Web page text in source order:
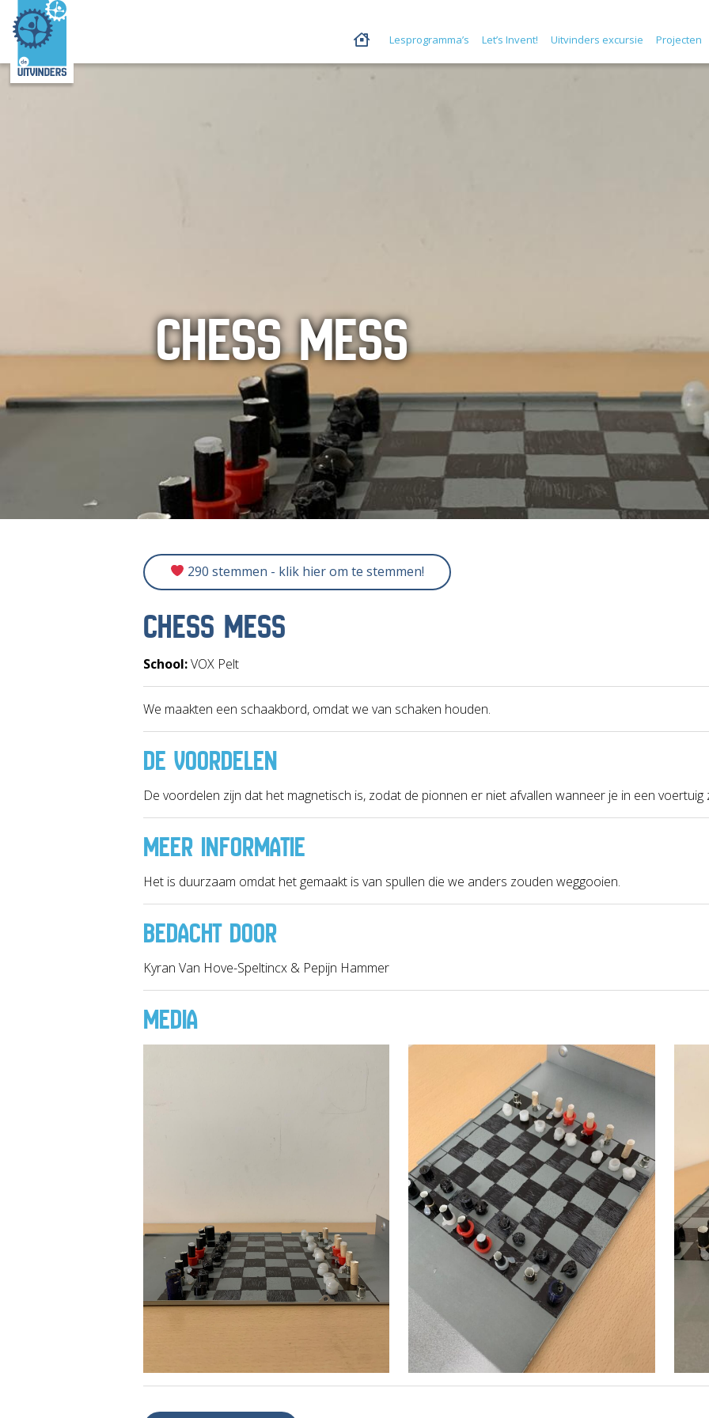
Lesprogramma’s Let’s Invent! Uitvinders excursie Projecten
CHESS MESS
290 stemmen - klik hier om te stemmen!
CHESS MESS
School:VOX Pelt
We maakten een schaakbord, omdat we van schaken houden.
DE VOORDELEN
De voordelen zijn dat het magnetisch is, zodat de pionnen er niet afvallen wanneer je in een voertuig
MEER INFORMATIE
Het is duurzaam omdat het gemaakt is van spullen die we anders zouden weggooien.
BEDACHT DOOR
Kyran Van Hove-Speltincx & Pepijn Hammer
MEDIA